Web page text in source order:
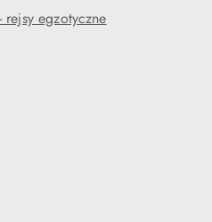
rejsy egzotyczne